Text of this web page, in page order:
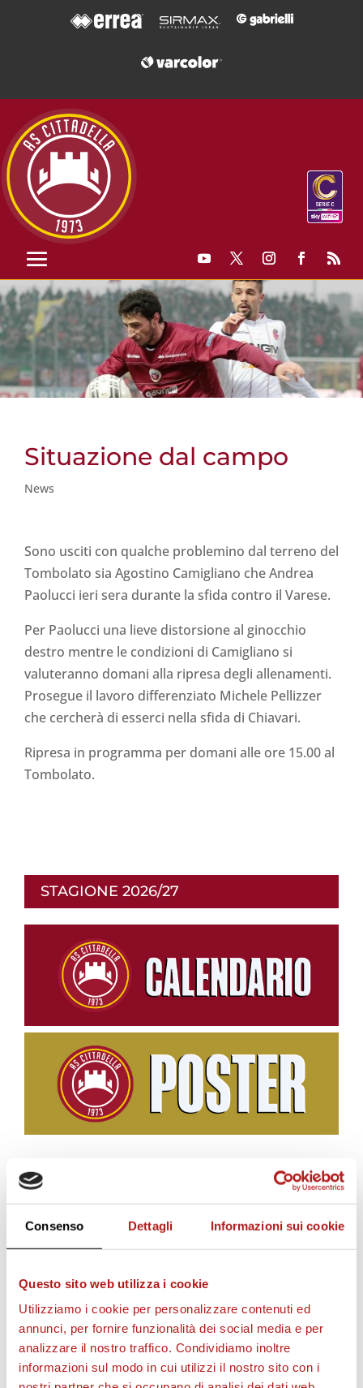
Consenso Dettagli Informazioni sui cookie
Questo sito web utilizza i cookie
Utilizziamo i cookie per personalizzare contenuti ed
annunci, per fornire funzionalità dei social media e per
analizzare il nostro traffico. Condividiamo inoltre
informazioni sul modo in cui utilizzi il nostro sito con i
Situazione dal campo
News
Sono usciti con qualche problemino dal terreno del
Tombolato sia Agostino Camigliano che Andrea
Paolucci ieri sera durante la sfida contro il Varese.
Per Paolucci una lieve distorsione al ginocchio
destro mentre le condizioni di Camigliano si
valuteranno domani alla ripresa degli allenamenti.
Prosegue il lavoro differenziato Michele Pellizzer
che cercherà di esserci nella sfida di Chiavari.
Ripresa in programma per domani alle ore 15.00 al
Tombolato.
STAGIONE 2026/27
BIGLIETTI